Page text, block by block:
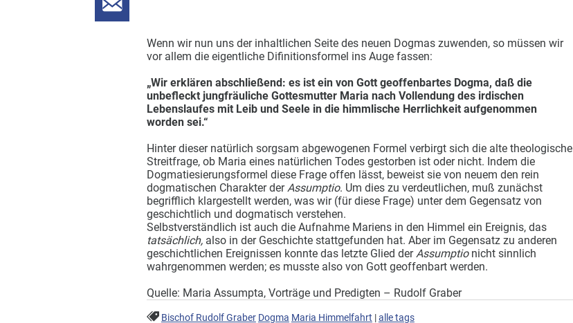
Wenn wir nun uns der inhaltlichen Seite des neuen Dogmas zuwenden, so müssen wir
vor allem die eigentliche Difinitionsformel ins Auge fassen:
„Wir erklären abschließend: es ist ein von Gott geoffenbartes Dogma, daß die
unbefleckt jungfräuliche Gottesmutter Maria nach Vollendung des irdischen
Lebenslaufes mit Leib und Seele in die himmlische Herrlichkeit aufgenommen
worden sei.“
Hinter dieser natürlich sorgsam abgewogenen Formel verbirgt sich die alte theologische
Streitfrage, ob Maria eines natürlichen Todes gestorben ist oder nicht. Indem die
Dogmatiesierungsformel diese Frage offen lässt, beweist sie von neuem den rein
dogmatischen Charakter derAssumptio. Um dies zu verdeutlichen, muß zunächst
begrifflich klargestellt werden, was wir (für diese Frage) unter dem Gegensatz von
geschichtlich und dogmatisch verstehen.
Selbstverständlich ist auch die Aufnahme Mariens in den Himmel ein Ereignis, das
tatsächlich,also in der Geschichte stattgefunden hat. Aber im Gegensatz zu anderen
geschichtlichen Ereignissen konnte das letzte Glied derAssumptionicht sinnlich
wahrgenommen werden; es musste also von Gott geoffenbart werden.
Quelle: Maria Assumpta, Vorträge und Predigten – Rudolf Graber
Bischof Rudolf Graber Dogma Maria Himmelfahrt |alle tags